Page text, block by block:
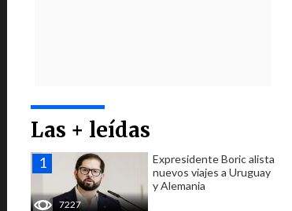
Las + leídas
7227
Expresidente Boric alista
nuevos viajes a Uruguay
y Alemania